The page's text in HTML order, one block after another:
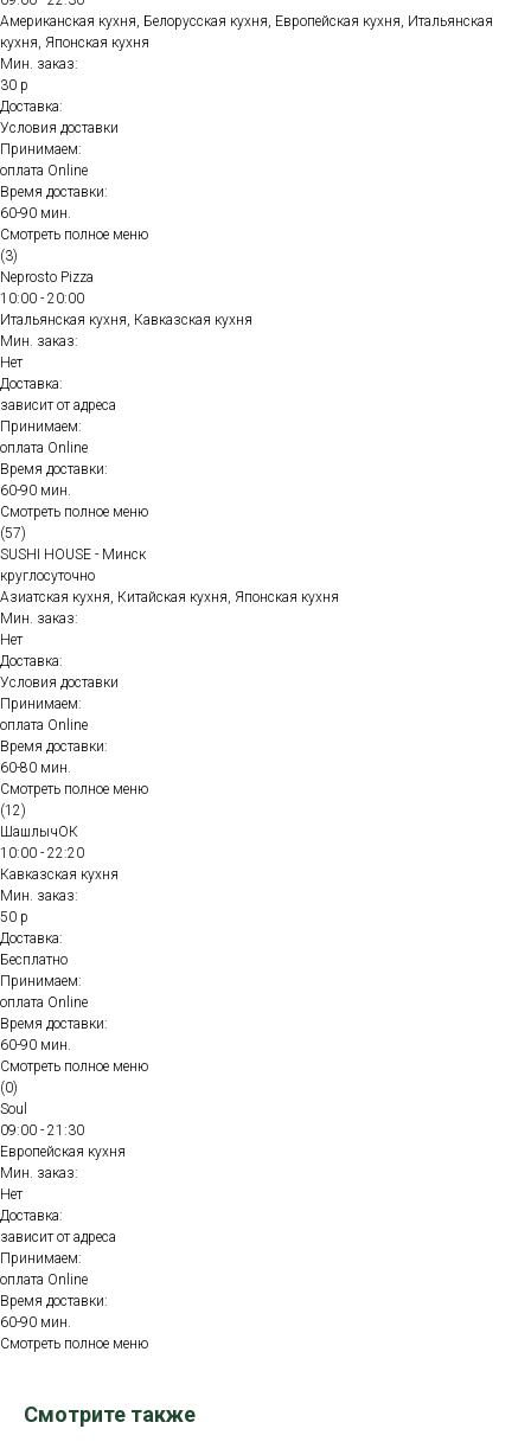
Американская кухня, Белорусская кухня, Европейская кухня, Итальянская
кухня, Японская кухня
Мин. заказ:
30 р
Доставка:
Условия доставки
Принимаем:
оплата Online
Время доставки:
60-90 мин.
Смотреть полное меню
(3)
Neprosto Pizza
10:00 - 20:00
Итальянская кухня, Кавказская кухня
Мин. заказ:
Нет
Доставка:
зависит от адреса
Принимаем:
оплата Online
Время доставки:
60-90 мин.
Смотреть полное меню
(57)
SUSHI HOUSE - Минск
круглосуточно
Азиатская кухня, Китайская кухня, Японская кухня
Мин. заказ:
Нет
Доставка:
Условия доставки
Принимаем:
оплата Online
Время доставки:
60-80 мин.
Смотреть полное меню
(12)
ШашлычОК
10:00 - 22:20
Кавказская кухня
Мин. заказ:
50 р
Доставка:
Бесплатно
Принимаем:
оплата Online
Время доставки:
60-90 мин.
Смотреть полное меню
(0)
Soul
09:00 - 21:30
Европейская кухня
Мин. заказ:
Нет
Доставка:
зависит от адреса
Принимаем:
оплата Online
Время доставки:
60-90 мин.
Смотреть полное меню
Смотрите также